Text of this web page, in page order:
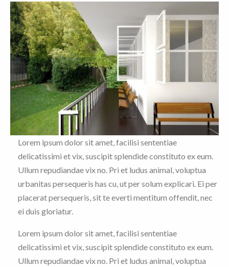
Lorem ipsum dolor sit amet, facilisi sententiae
delicatissimi et vix, suscipit splendide constituto ex eum.
Ullum repudiandae vix no. Pri et ludus animal, voluptua
urbanitas persequeris has cu, ut per solum explicari. Ei per
placerat persequeris, sit te everti mentitum offendit, nec
ei duis gloriatur.
Lorem ipsum dolor sit amet, facilisi sententiae
delicatissimi et vix, suscipit splendide constituto ex eum.
Ullum repudiandae vix no. Pri et ludus animal, voluptua